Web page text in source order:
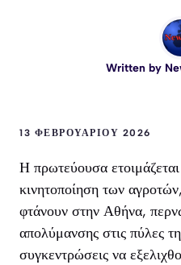
Written by
13 ΦΕΒΡΟΥΑΡΊΟΥ 2026
Η πρωτεύουσα
κινητοποίηση των
φτάνουν στην Αθήνα,
απολύμανσης στις πύλες
συγκεντρώσεις να